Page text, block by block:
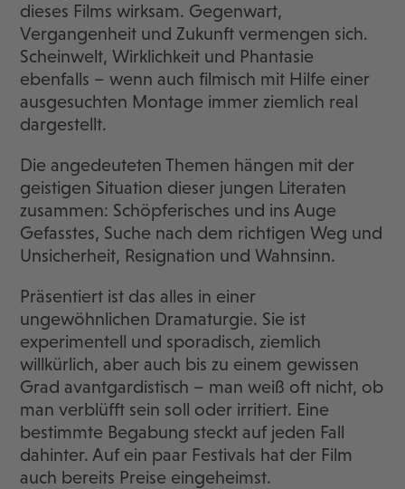
dieses Films wirksam. Gegenwart,
Vergangenheit und Zukunft vermengen sich.
Scheinwelt, Wirklichkeit und Phantasie
ebenfalls – wenn auch filmisch mit Hilfe einer
ausgesuchten Montage immer ziemlich real
dargestellt.
Die angedeuteten Themen hängen mit der
geistigen Situation dieser jungen Literaten
zusammen: Schöpferisches und ins Auge
Gefasstes, Suche nach dem richtigen Weg und
Unsicherheit, Resignation und Wahnsinn.
Präsentiert ist das alles in einer
ungewöhnlichen Dramaturgie. Sie ist
experimentell und sporadisch, ziemlich
willkürlich, aber auch bis zu einem gewissen
Grad avantgardistisch – man weiß oft nicht, ob
man verblüfft sein soll oder irritiert. Eine
bestimmte Begabung steckt auf jeden Fall
dahinter. Auf ein paar Festivals hat der Film
auch bereits Preise eingeheimst.